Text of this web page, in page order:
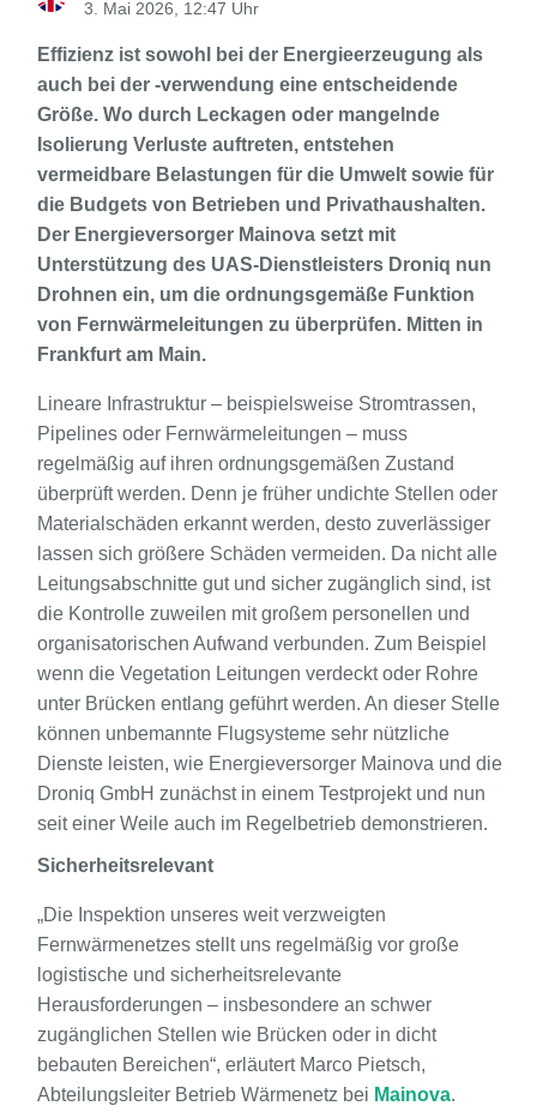
3. Mai 2026, 12:47 Uhr
Effizienz ist sowohl bei der Energieerzeugung als
auch bei der -verwendung eine entscheidende
Größe. Wo durch Leckagen oder mangelnde
Isolierung Verluste auftreten, entstehen
vermeidbare Belastungen für die Umwelt sowie für
die Budgets von Betrieben und Privathaushalten.
Der Energieversorger Mainova setzt mit
Unterstützung des UAS-Dienstleisters Droniq nun
Drohnen ein, um die ordnungsgemäße Funktion
von Fernwärmeleitungen zu überprüfen. Mitten in
Frankfurt am Main.
Lineare Infrastruktur – beispielsweise Stromtrassen,
Pipelines oder Fernwärmeleitungen – muss
regelmäßig auf ihren ordnungsgemäßen Zustand
überprüft werden. Denn je früher undichte Stellen oder
Materialschäden erkannt werden, desto zuverlässiger
lassen sich größere Schäden vermeiden. Da nicht alle
Leitungsabschnitte gut und sicher zugänglich sind, ist
die Kontrolle zuweilen mit großem personellen und
organisatorischen Aufwand verbunden. Zum Beispiel
wenn die Vegetation Leitungen verdeckt oder Rohre
unter Brücken entlang geführt werden. An dieser Stelle
können unbemannte Flugsysteme sehr nützliche
Dienste leisten, wie Energieversorger Mainova und die
Droniq GmbH zunächst in einem Testprojekt und nun
seit einer Weile auch im Regelbetrieb demonstrieren.
Sicherheitsrelevant
„Die Inspektion unseres weit verzweigten
Fernwärmenetzes stellt uns regelmäßig vor große
logistische und sicherheitsrelevante
Herausforderungen – insbesondere an schwer
zugänglichen Stellen wie Brücken oder in dicht
bebauten Bereichen“, erläutert Marco Pietsch,
Abteilungsleiter Betrieb Wärmenetz bei Mainova.